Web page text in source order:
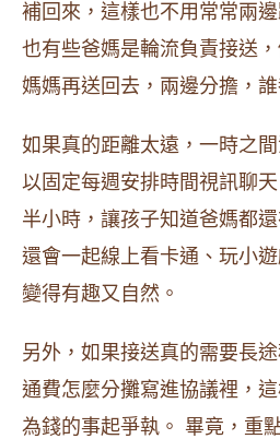
補回來，這樣也不用常常兩
也有些爸媽是輪流負責接送
媽媽再送回去，兩邊分擔，誰
如果真的距離太遠，一時之
以固定每週安排時間視訊聊
半小時，讓孩子知道爸媽都
還會一起線上看卡通、玩小
變得有趣又自然。
另外，如果接送真的需要長
通費怎麼分攤寫進協議裡，
為錢的事起爭執。 畢竟，重